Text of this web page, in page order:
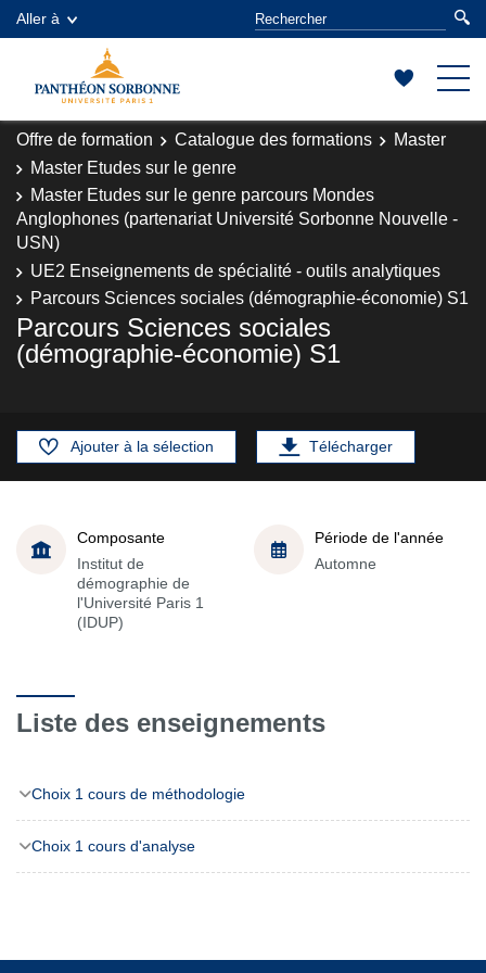
Aller à
Offre de formation Catalogue des formations
Master
Master Etudes sur le genre
Master Etudes sur le genre parcours Mondes
Anglophones (partenariat Université Sorbonne Nouvelle -
USN)
UE2 Enseignements de spécialité - outils analytiques
Parcours Sciences sociales (démographie-économie) S1
Parcours Sciences sociales
(démographie-économie) S1
Ajouter à la sélection Télécharger
Composante
Institut de
démographie de
l'Université Paris 1
(IDUP)
Période de l'année
Automne
Liste des enseignements
Choix 1 cours de méthodologie
Choix 1 cours d'analyse